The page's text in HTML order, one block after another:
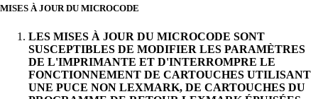
MISES À JOUR DU MICROCODE
LES MISES À JOUR DU MICROCODE SONT
SUSCEPTIBLES DE MODIFIER LES PARAMÈTRES
DE L'IMPRIMANTE ET D'INTERROMPRE LE
FONCTIONNEMENT DE CARTOUCHES UTILISANT
UNE PUCE NON LEXMARK, DE CARTOUCHES DU